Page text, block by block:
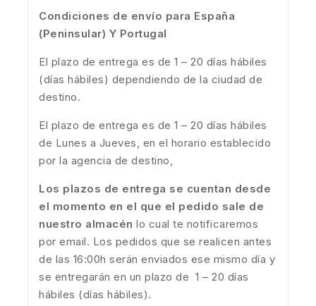
Condiciones de envío para España
(Peninsular) Y Portugal
El plazo de entrega es de 1 – 20 días hábiles
(días hábiles) dependiendo de la ciudad de
destino.
El plazo de entrega es de 1 – 20 días hábiles
de Lunes a Jueves, en el horario establecido
por la agencia de destino,
Los plazos de entrega se cuentan desde
el momento en el que el pedido sale de
nuestro almacén lo cual te notificaremos
por email. Los pedidos que se realicen antes
de las 16:00h serán enviados ese mismo día y
se entregarán en un plazo de 1 – 20 días
hábiles (días hábiles).